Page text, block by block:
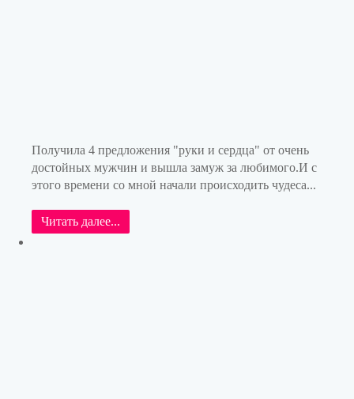
Получила 4 предложения "руки и сердца" от очень
достойных мужчин и вышла замуж за любимого.И с
этого времени со мной начали происходить чудеса...
Читать далее...